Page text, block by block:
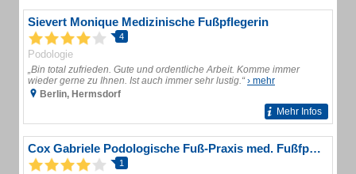
Sievert Monique Medizinische Fußpflegerin
4
Podologie
„Bin total zufrieden. Gute und ordentliche Arbeit. Komme immer
wieder gerne zu Ihnen. Ist auch immer sehr lustig.“› mehr
Berlin, Hermsdorf
Mehr Infos
Cox Gabriele Podologische Fuß-Praxis med. Fußfpflege
1